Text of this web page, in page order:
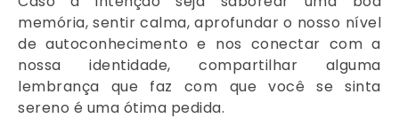
memória, sentir calma, aprofundar o nosso nível
de autoconhecimento e nos conectar com a
nossa identidade, compartilhar alguma
lembrança que faz com que você se sinta
sereno é uma ótima pedida.